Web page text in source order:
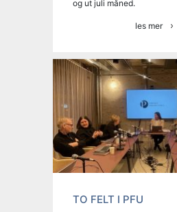
og ut juli måned.
les mer
TO FELT I PFU